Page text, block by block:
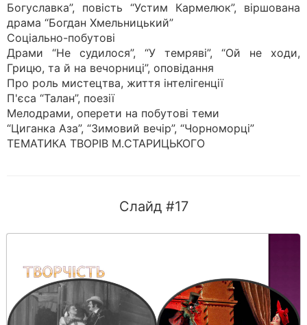
Богуславка”, повість “Устим Кармелюк”, віршована
драма “Богдан Хмельницький”
Соціально-побутові
Драми “Не судилося”, “У темряві”, “Ой не ходи,
Грицю, та й на вечорниці”, оповідання
Про роль мистецтва, життя інтелігенції
П'єса “Талан”, поезії
Мелодрами, оперети на побутові теми
“Циганка Аза”, “Зимовий вечір”, “Чорноморці”
ТЕМАТИКА ТВОРІВ М.СТАРИЦЬКОГО
Слайд #17